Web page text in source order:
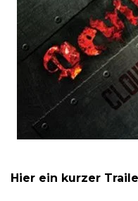
Hier ein kurzer